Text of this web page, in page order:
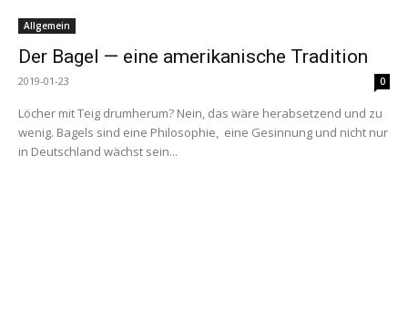
Allgemein
Der Bagel — eine amerikanische Tradition
2019-01-23 0
Löcher mit Teig drumherum? Nein, das wäre herabsetzend und zu
wenig. Bagels sind eine Philosophie, eine Gesinnung und nicht nur
in Deutschland wächst sein...